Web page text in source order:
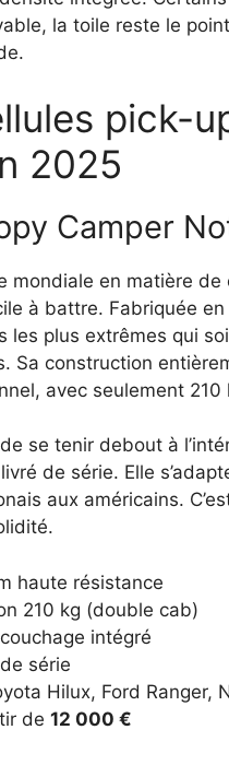
la toile reste le
pick-
2025
Camper
mondiale en matière de
à battre. Fabriquée
les plus extrêmes qui
Sa construction
avec seulement
se tenir debout à
de série. Elle
aux américains.
haute résistance
210 kg (double cab)
intégré
série
Hilux, Ford Ranger,
de 12 000 €